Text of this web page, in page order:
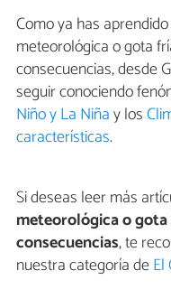
Como ya has
meteorológica o gota
consecuencias, desde
seguir conociendo
Niño y La Niñay los
características.
Si deseas leer más
meteorológica o
consecuencias, te
nuestra categoría deEl